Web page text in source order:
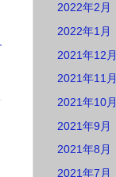
2022年2月
2022年1月
2021年12月
2021年11月
2021年10月
2021年9月
2021年8月
2021年7月